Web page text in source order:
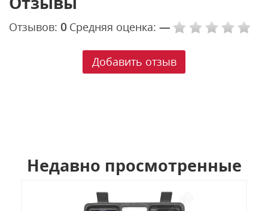
Отзывов: 0 Средняя оценка: —
Добавить отзыв
Недавно просмотренные